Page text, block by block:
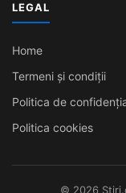
LEGAL
Home
Termeni și condiții
Politica de
Politica cookies
© 2026